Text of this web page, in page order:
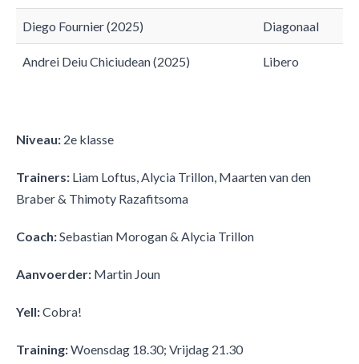
Diego Fournier (2025) Diagonaal
Andrei Deiu Chiciudean (2025) Libero
Niveau: 2e klasse
Trainers: Liam Loftus, Alycia Trillon, Maarten van den
Braber & Thimoty Razafitsoma
Coach:Sebastian Morogan & Alycia Trillon
Aanvoerder: Martin Joun
Yell:Cobra!
Training:​Woensdag 18.30; Vrijdag 21.30